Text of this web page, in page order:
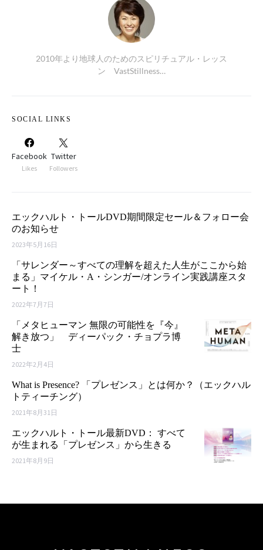
2010年より地球人のためのスピリチュアル・レッス
ン VastStillness…
SOCIAL LINKS
Facebook
Likes
Twitter
Followers
エックハルト・トールDVD期間限定セール＆フォロー会
のお知らせ
2023年5月16日
「サレンダー～すべての理解を超えた人生がここから始
まる」マイケル・A・シンガー/オンライン実践講座スタ
ート！
2022年7月7日
「メタヒューマン 無限の可能性を『今』
解き放つ」 ディーパック・チョプラ博
士
2022年2月4日
What is Presence? 「プレゼンス」とは何か？（エックハル
トティーチング）
2021年8月31日
エックハルト・トール最新DVD： すべて
が生まれる「プレゼンス」から生きる
2021年8月9日